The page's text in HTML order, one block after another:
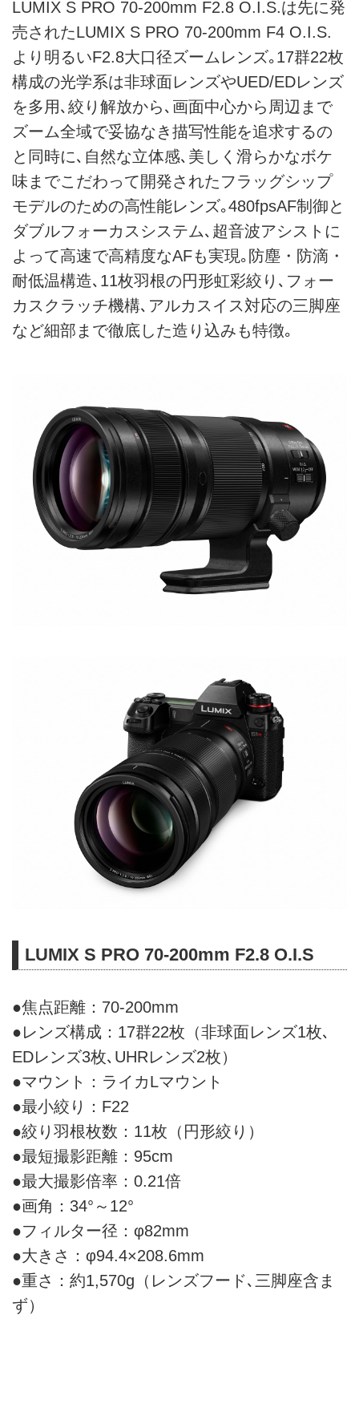
LUMIX S PRO 70-200mm F2.8 O.I.S.は先に発
売されたLUMIX S PRO 70-200mm F4 O.I.S.
より明るいF2.8大口径ズームレンズ｡17群22枚
構成の光学系は非球面レンズやUED/EDレンズ
を多用､絞り解放から､画面中心から周辺まで
ズーム全域で妥協なき描写性能を追求するの
と同時に､自然な立体感､美しく滑らかなボケ
味までこだわって開発されたフラッグシップ
モデルのための高性能レンズ｡480fpsAF制御と
ダブルフォーカスシステム､超音波アシストに
よって高速で高精度なAFも実現｡防塵・防滴・
耐低温構造､11枚羽根の円形虹彩絞り､フォー
カスクラッチ機構､アルカスイス対応の三脚座
など細部まで徹底した造り込みも特徴｡
LUMIX S PRO 70-200mm F2.8 O.I.S
●焦点距離：70-200mm
●レンズ構成：17群22枚（非球面レンズ1枚､
EDレンズ3枚､UHRレンズ2枚）
●マウント：ライカLマウント
●最小絞り：F22
●絞り羽根枚数：11枚（円形絞り）
●最短撮影距離：95cm
●最大撮影倍率：0.21倍
●画角：34°～12°
●フィルター径：φ82mm
●大きさ：φ94.4×208.6mm
●重さ：約1,570g（レンズフード､三脚座含ま
ず）